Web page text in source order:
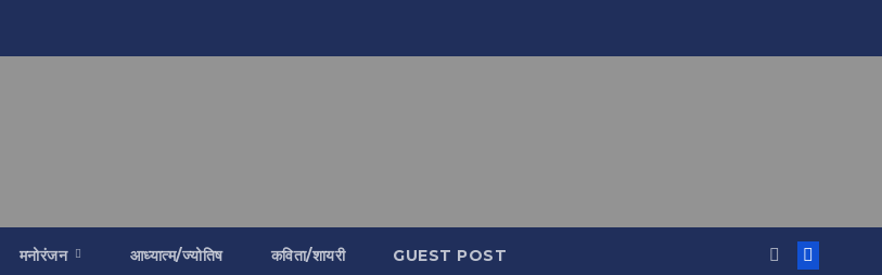
मनोरंजन आध्यात्म/ज्योतिष कविता/शायरी GUEST POST